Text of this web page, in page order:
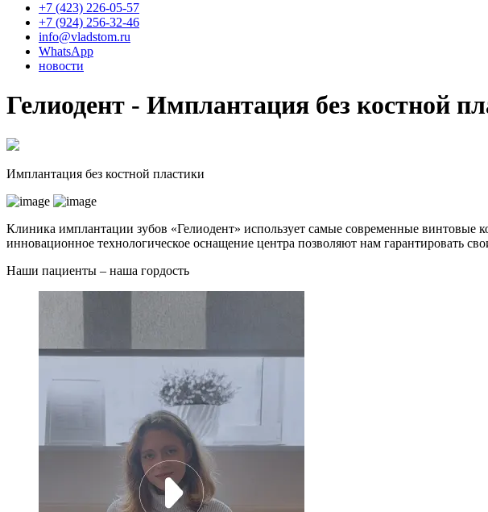
+7 (423) 226-05-57
+7 (924) 256-32-46
info@vladstom.ru
WhatsApp
новости
Гелиодент - Имплантация без костной
Имплантация без костной пластики
Клиника имплантации зубов «Гелиодент» использует самые современные
инновационное технологическое оснащение центра позволяют нам гарантировать
Наши пациенты – наша гордость